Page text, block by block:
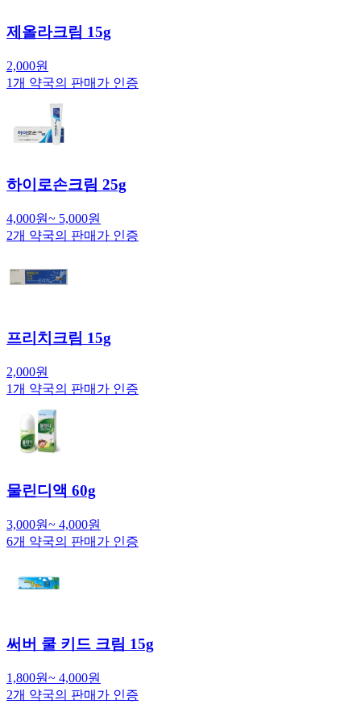
제올라크림 15g
2,000원
1개 약국의 판매가 인증
하이로손크림 25g
4,000원~ 5,000원
2개 약국의 판매가 인증
프리치크림 15g
2,000원
1개 약국의 판매가 인증
물린디액 60g
3,000원~ 4,000원
6개 약국의 판매가 인증
써버 쿨 키드 크림 15g
1,800원~ 4,000원
2개 약국의 판매가 인증